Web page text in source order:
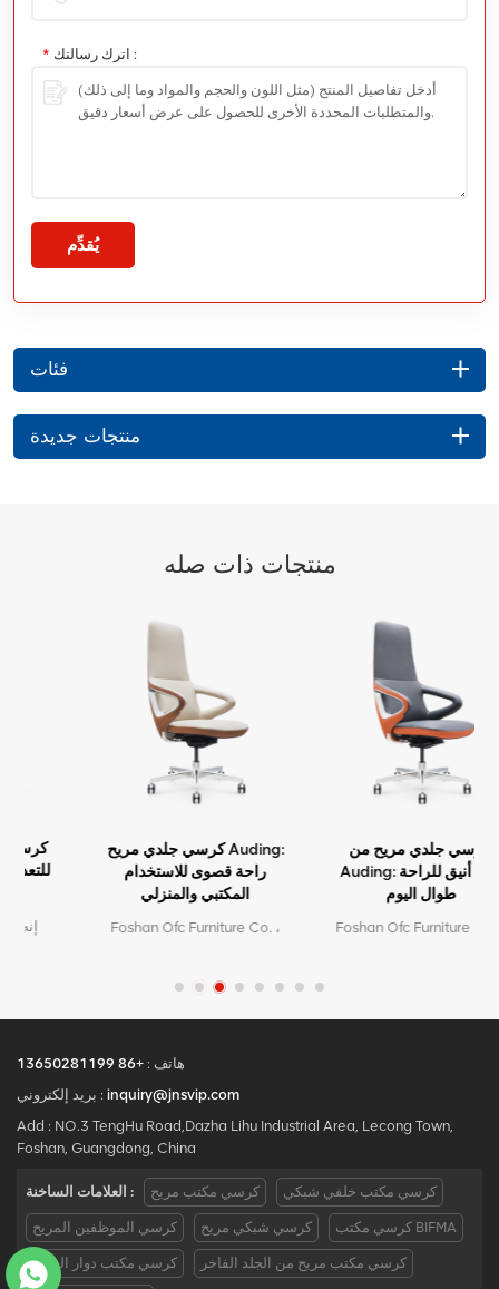
* اترك رسالتك :
يُقدِّم
فئات
منتجات جديدة
منتجات ذات صله
كرسي جلدي مريح Auding:
راحة قصوى للاستخدام
المكتبي والمنزلي
Foshan Ofc Furniture Co. ،
من خدمة ما بعد البيع وشهادة
استثنائية ودعم لإنتاجية مكان
requiry@jnsvip.com /
whatsapp:
+8615816935891
كرسي جلدي مريح من
Auding: دعم أنيق للراحة
طوال اليوم
Foshan Ofc Furniture Co. ،
المريحة الراقية.مع 5 سنوات
من خدمة ما بعد البيع وشهادة
whatsapp:
هاتف : +86 13650281199
بريد إلكتروني : inquiry@jnsvip.com
Add : NO.3 TengHu Road,Dazha Lihu Industrial Area, Lecong Town,
Foshan, Guangdong, China
العلامات الساخنة : كرسي مكتب مريح كرسي مكتب خلفي شبكي
كرسي الموظفين المريح كرسي شبكي مريح كرسي مكتب BIFMA
كرسي مكتب دوار الصين كرسي مكتب مريح من الجلد الفاخر